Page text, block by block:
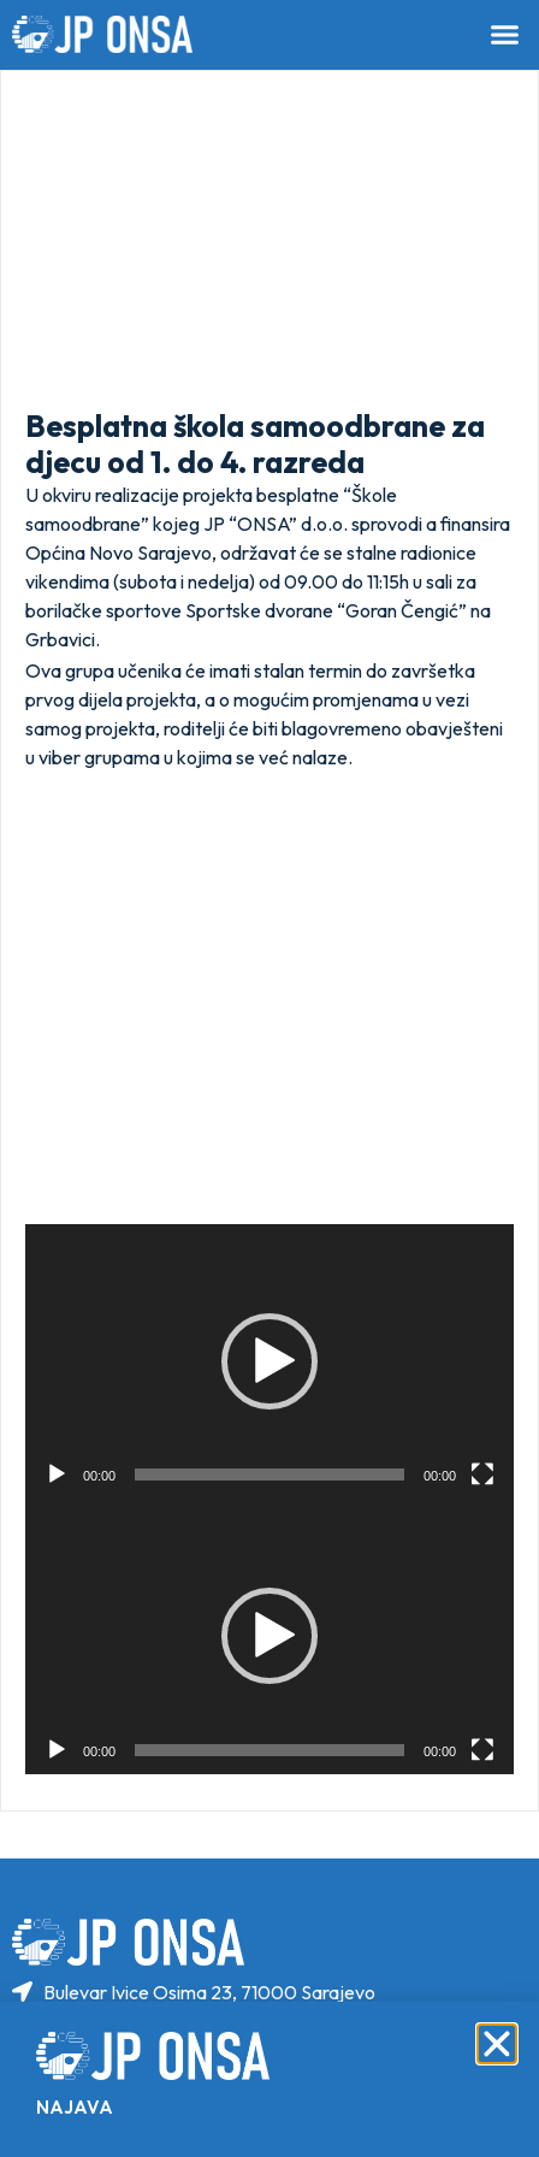
Besplatna škola samoodbrane za
djecu od 1. do 4. razreda
U okviru realizacije projekta besplatne “Škole
samoodbrane” kojeg JP “ONSA” d.o.o. sprovodi a finansira
Općina Novo Sarajevo, održavat će se stalne radionice
vikendima (subota i nedelja) od 09.00 do 11:15h u sali za
borilačke sportove Sportske dvorane “Goran Čengić” na
Grbavici.
Ova grupa učenika će imati stalan termin do završetka
prvog dijela projekta, a o mogućim promjenama u vezi
samog projekta, roditelji će biti blagovremeno obavješteni
u viber grupama u kojima se već nalaze.
00:00 00:00
00:00 00:00
Bulevar Ivice Osima 23, 71000 Sarajevo
+387 33 646 471
info@jponsa.ba
NAJAVA